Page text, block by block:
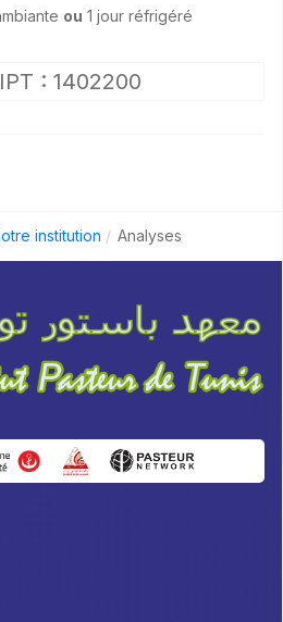
ou 1 jour réfrigéré
: 1402200
institution Analyses